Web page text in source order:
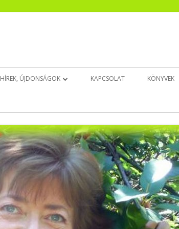
HÍREK, ÚJDONSÁGOK
BELSŐ GYERMEK DÉDELGETŐ ÚJ!
ALUDJ JÓL!
EZT NYISD KI, HA…
EGÉSZSÉGEDRE!
KAPCSOLAT KÖNYVEK